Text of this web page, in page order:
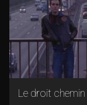
Le droit chemin